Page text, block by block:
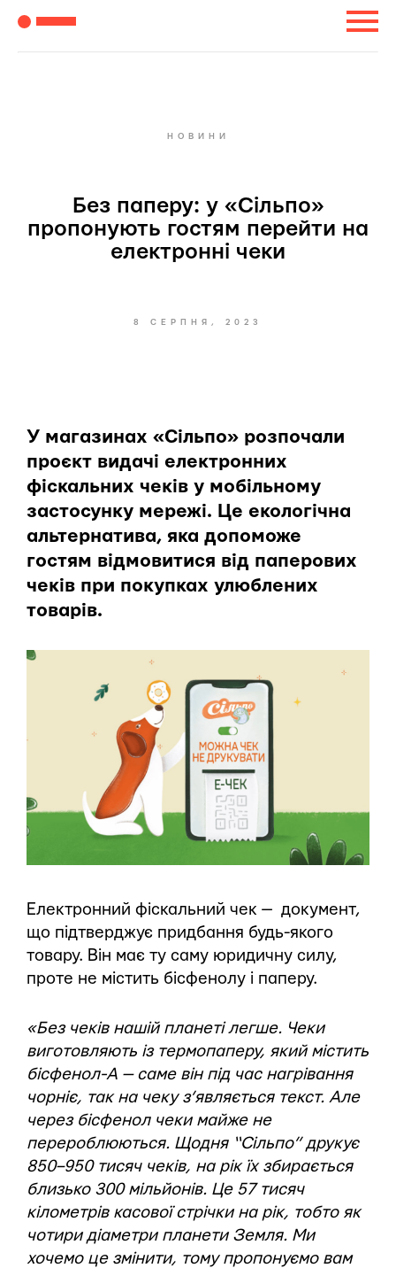
НОВИНИ
Без паперу: у «Сільпо»
пропонують гостям перейти на
електронні чеки
8 СЕРПНЯ, 2023
У магазинах «Сільпо» розпочали
проєкт видачі електронних
фіскальних чеків у мобільному
застосунку мережі. Це екологічна
альтернатива, яка допоможе
гостям відмовитися від паперових
чеків при покупках улюблених
товарів.
Електронний фіскальний чек — документ,
що підтверджує придбання будь-якого
товару. Він має ту саму юридичну силу,
проте не містить бісфенолу і паперу.
«Без чеків нашій планеті легше. Чеки
виготовляють із термопаперу, який містить
бісфенол-А — саме він під час нагрівання
чорніє, так на чеку з’являється текст. Але
через бісфенол чеки майже не
перероблюються. Щодня “Сільпо” друкує
850–950 тисяч чеків, на рік їх збирається
близько 300 мільйонів. Це 57 тисяч
кілометрів касової стрічки на рік, тобто як
чотири діаметри планети Земля. Ми
хочемо це змінити, тому пропонуємо вам